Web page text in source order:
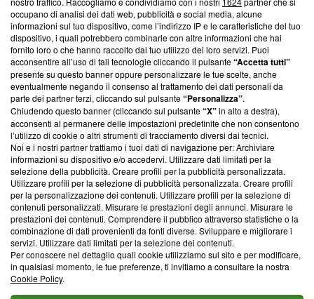
News, sui nostri processi editoriali e su come ci impegniamo a
creare news di qualità. Inoltre, afferma la nostra aderenza a
‘Trust Project - News with Integrity’Blasting News non è
ancora membro del programma, ma ha richiesto di farne
parte; Trust Project non ha ancora effettuato una verifica di
conformità agli standard.
Su di noi
Team editoriale
Corporate
Redazione
Informativa Privacy
Cookie Policy
Blasting SA, IDI CHE-247.845.224, Via Carlo Frasca, 3 - 6900
Lugano (Svizzera) Tel:+39 0690258937
© 2026 Blasting News
occupano di analisi dei dati web, pubblicità e social media, alcune
informazioni sul tuo dispositivo, come l’indirizzo IP e le caratteristiche del tuo
dispositivo, i quali potrebbero combinarle con altre informazioni che hai
fornito loro o che hanno raccolto dal tuo utilizzo dei loro servizi. Puoi
acconsentire all’uso di tali tecnologie cliccando il pulsante“Accetta tutti”
presente su questo banner oppure personalizzare le tue scelte, anche
eventualmente negando il consenso al trattamento dei dati personali da
parte dei partner terzi, cliccando sul pulsante“Personalizza”.
Chiudendo questo banner (cliccando sul pulsante“X”in alto a destra),
acconsenti al permanere delle impostazioni predefinite che non consentono
l’utilizzo di cookie o altri strumenti di tracciamento diversi dai tecnici.
Noi e i nostri partner trattiamo i tuoi dati di navigazione per: Archiviare
informazioni su dispositivo e/o accedervi. Utilizzare dati limitati per la
selezione della pubblicità. Creare profili per la pubblicità personalizzata.
Utilizzare profili per la selezione di pubblicità personalizzata. Creare profili
per la personalizzazione dei contenuti. Utilizzare profili per la selezione di
contenuti personalizzati. Misurare le prestazioni degli annunci. Misurare le
prestazioni dei contenuti. Comprendere il pubblico attraverso statistiche o la
combinazione di dati provenienti da fonti diverse. Sviluppare e migliorare i
servizi. Utilizzare dati limitati per la selezione dei contenuti.
Per conoscere nel dettaglio quali cookie utilizziamo sul sito e per modificare,
in qualsiasi momento, le tue preferenze, ti invitiamo a consultare la nostra
Cookie Policy.